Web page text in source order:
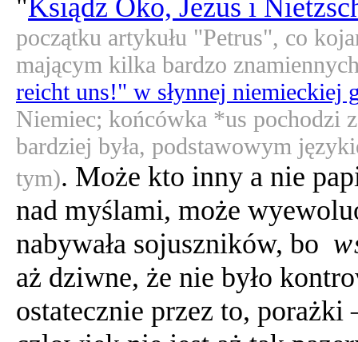
"Ksiądz Oko, Jezus i
początku artykułu "Petrus", co
mającym kilka bardzo
reicht uns!" w słynnej niemieckiej
Niemiec; końcówka *us pochodzi z
bardziej była, podstawowym
tym). Może kto inny a nie
nad myślami, może
nabywała sojuszników, bo
aż dziwne, że nie było
ostatecznie przez to,